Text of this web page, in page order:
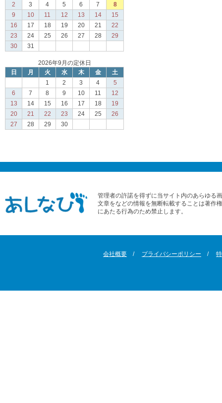
2
3 4 5 6 7
8
9
10 11 12 13 14
15
16
17 18 19 20 21
22
23
24 25 26 27 28
29
30
31
2026年9月の定休日
日
月 火 水 木 金
土
1
2 3 4
5
6
7 8 9 10 11
12
13
14 15 16 17 18
19
20
21 22 23 24 25
26
27
28 29 30
管理者の許諾を得ずに当サイト内のあらゆる
文章をなどの情報を無断転載することは著作
にあたる行為のため禁止します。
会社概要 プライバシーポリシー